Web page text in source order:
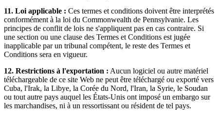
11. Loi applicable : Ces termes et conditions doivent être interprétés
conformément à la loi du Commonwealth de Pennsylvanie. Les
principes de conflit de lois ne s'appliquent pas en cas contraire. Si
une section ou une clause des Termes et Conditions est jugée
inapplicable par un tribunal compétent, le reste des Termes et
Conditions sera en vigueur.
12. Restrictions à l'exportation : Aucun logiciel ou autre matériel
téléchargeable de ce site Web ne peut être téléchargé ou exporté vers
Cuba, l'Irak, la Libye, la Corée du Nord, l'Iran, la Syrie, le Soudan
ou tout autre pays auquel les États-Unis ont imposé un embargo sur
les marchandises, ni à un ressortissant ou résident de tel pays.